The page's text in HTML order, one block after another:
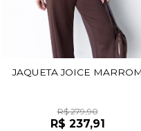
JAQUETA JOICE MARROM
R$ 279,90
R$ 237,91